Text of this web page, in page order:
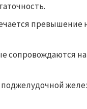
сопровождаются